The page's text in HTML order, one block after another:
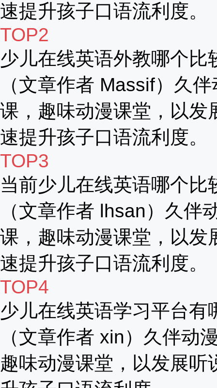
速提升孩子口语流利度。
TOP2
少儿在线英语外教哪个比
（文章作者 Massif）久
课，趣味动漫课堂，以发
速提升孩子口语流利度。
TOP3
当前少儿在线英语哪个
（文章作者 lhsan）久伴
课，趣味动漫课堂，以发
速提升孩子口语流利度。
TOP4
少儿在线英语学习平台有
（文章作者 xin）久伴动
趣味动漫课堂，以发展